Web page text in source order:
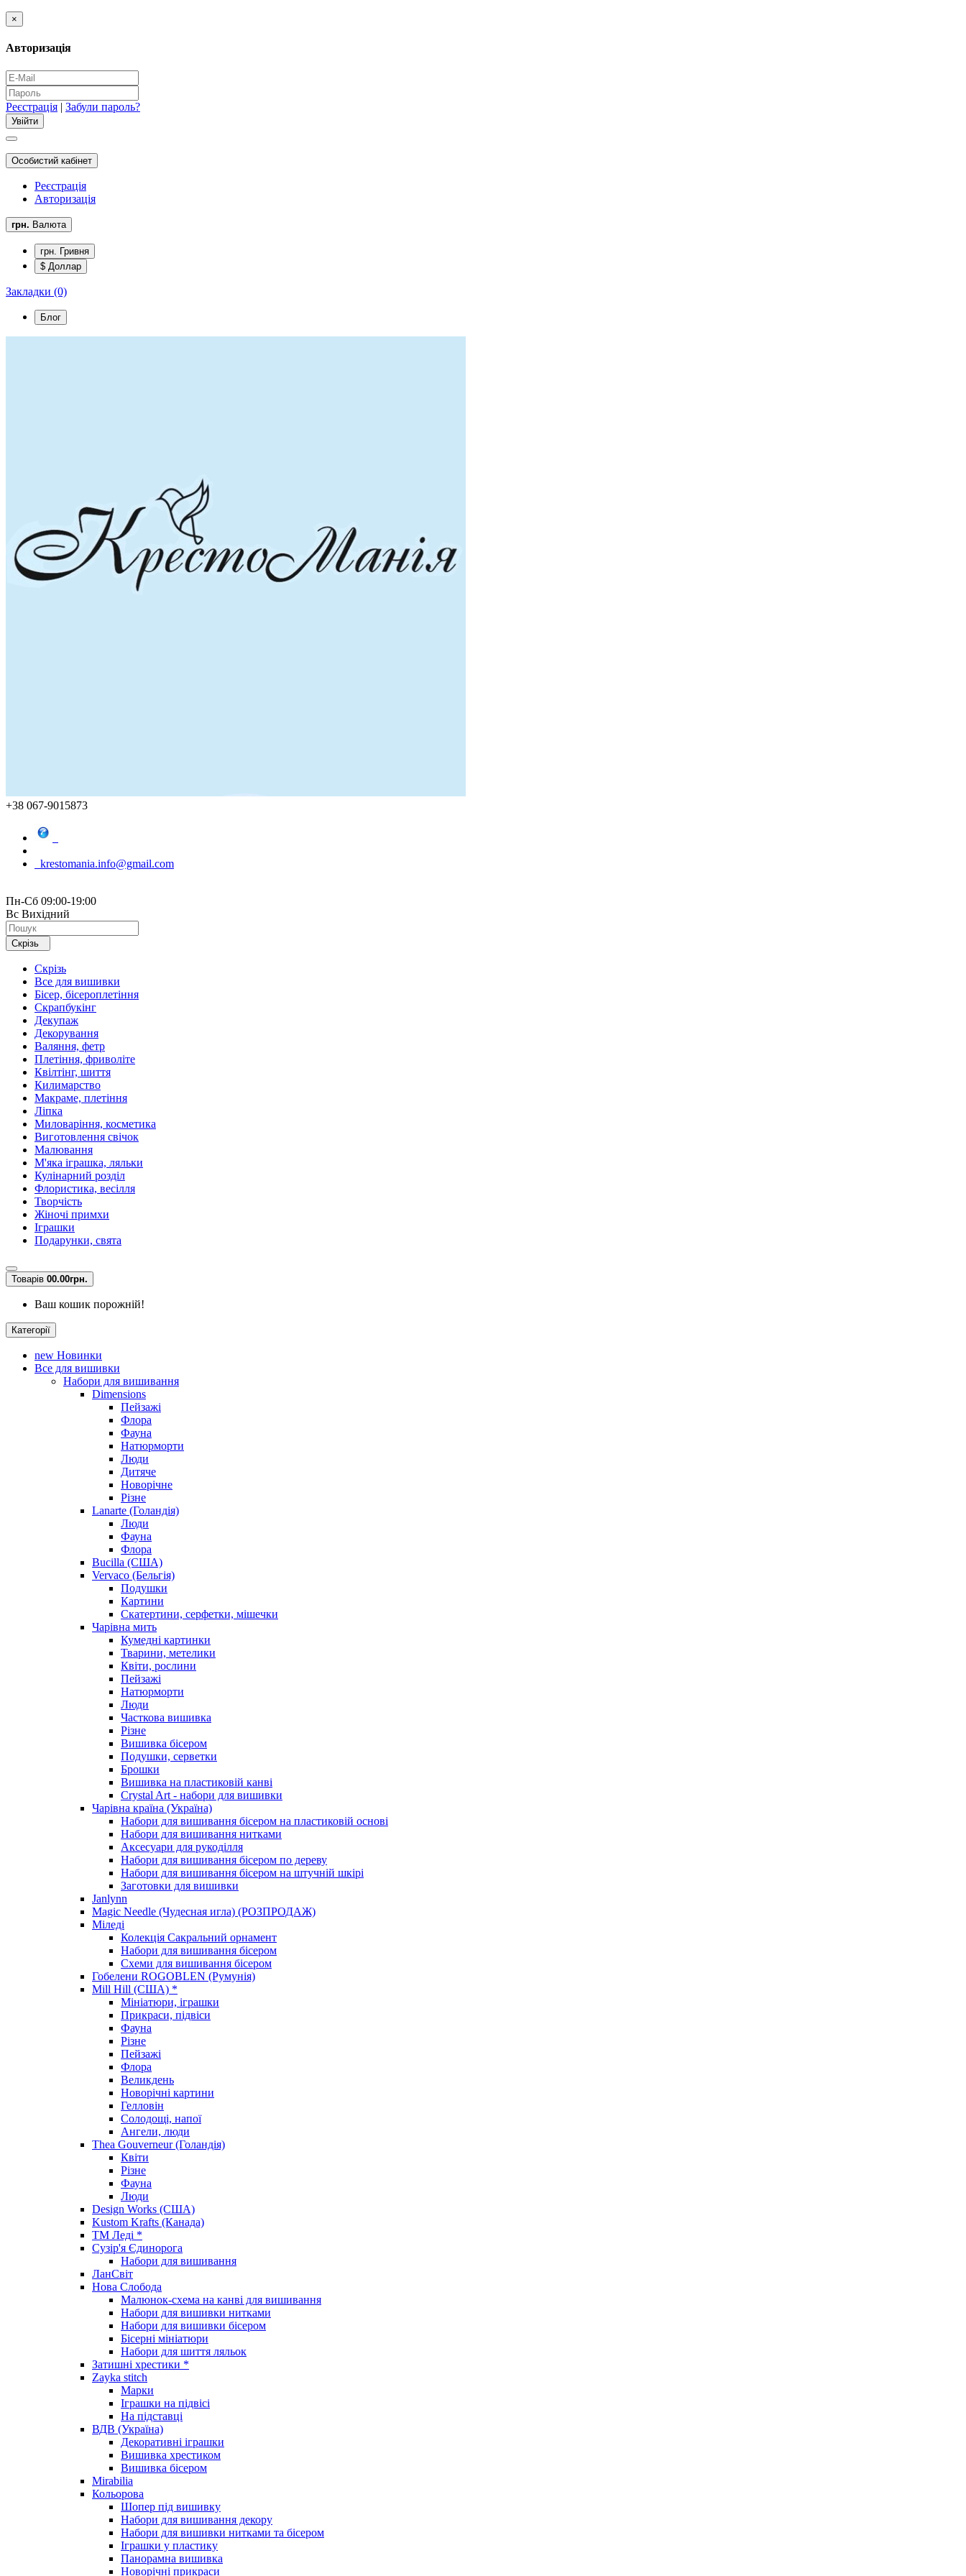
×
Авторизація
Реєстрація | Забули пароль?
Особистий кабінет
Реєстрація
Авторизація
грн. Валюта
грн. Гривня
$ Доллар
Закладки (0)
Блог
+38 067-9015873
krestomania.info@gmail.com
Пн-Сб 09:00-19:00
Вс Вихідний
Скрізь
Скрізь
Все для вишивки
Бісер, бісероплетіння
Скрапбукінг
Декупаж
Декорування
Валяння, фетр
Плетіння, фриволіте
Квілтінг, шиття
Килимарство
Макраме, плетіння
Ліпка
Миловаріння, косметика
Виготовлення свічок
Малювання
М'яка іграшка, ляльки
Кулінарний розділ
Флористика, весілля
Творчість
Жіночі примхи
Іграшки
Подарунки, свята
Товарів 00.00грн.
Ваш кошик порожній!
Категорії
new Новинки
Все для вишивки
Набори для вишивання
Dimensions
Пейзажі
Флора
Фауна
Натюрморти
Люди
Дитяче
Новорічне
Різне
Lanarte (Голандія)
Люди
Фауна
Флора
Bucilla (США)
Vervaco (Бельгія)
Подушки
Картини
Скатертини, серфетки, мішечки
Чарiвна мить
Кумедні картинки
Тварини, метелики
Квіти, рослини
Пейзажі
Натюрморти
Люди
Часткова вишивка
Різне
Вишивка бісером
Подушки, серветки
Брошки
Вишивка на пластиковій канві
Crystal Art - набори для вишивки
Чарівна країна (Україна)
Набори для вишивання бісером на пластиковій основі
Набори для вишивання нитками
Аксесуари для рукоділля
Набори для вишивання бісером по дереву
Набори для вишивання бісером на штучній шкірі
Заготовки для вишивки
Janlynn
Magic Needle (Чудесная игла) (РОЗПРОДАЖ)
Міледі
Колекція Сакральний орнамент
Набори для вишивання бісером
Схеми для вишивання бісером
Гобелени ROGOBLEN (Румунія)
Mill Hill (США) *
Мініатюри, іграшки
Прикраси, підвіси
Фауна
Різне
Пейзажі
Флора
Великдень
Новорічні картини
Гелловін
Солодощі, напої
Ангели, люди
Thea Gouverneur (Голандія)
Квіти
Різне
Фауна
Люди
Design Works (США)
Kustom Krafts (Канада)
ТМ Леді *
Сузір'я Єдинорога
Набори для вишивання
ЛанСвіт
Нова Слобода
Малюнок-схема на канві для вишивання
Набори для вишивки нитками
Набори для вишивки бісером
Бісерні мініатюри
Набори для шиття ляльок
Затишні хрестики *
Zayka stitch
Марки
Іграшки на підвісі
На підставці
ВДВ (Україна)
Декоративні іграшки
Вишивка хрестиком
Вишивка бісером
Mirabilia
Кольорова
Шопер під вишивку
Набори для вишивання декору
Набори для вишивки нитками та бісером
Іграшки у пластику
Панорамна вишивка
Новорічні прикраси